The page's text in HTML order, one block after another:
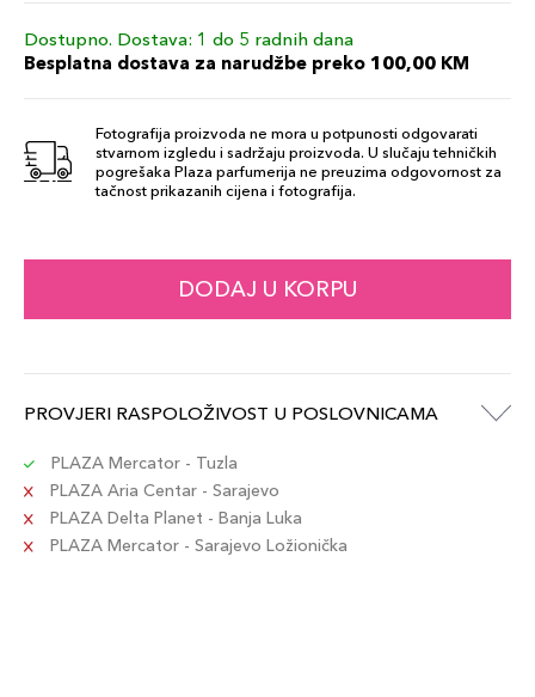
Dostupno. Dostava: 1 do 5 radnih dana
Besplatna dostava za narudžbe preko 100,00 KM
Fotografija proizvoda ne mora u potpunosti odgovarati
stvarnom izgledu i sadržaju proizvoda. U slučaju tehničkih
pogrešaka Plaza parfumerija ne preuzima odgovornost za
tačnost prikazanih cijena i fotografija.
DODAJ U KORPU
PROVJERI RASPOLOŽIVOST U POSLOVNICAMA
PLAZA Mercator - Tuzla
PLAZA Aria Centar - Sarajevo
PLAZA Delta Planet - Banja Luka
PLAZA Mercator - Sarajevo Ložionička